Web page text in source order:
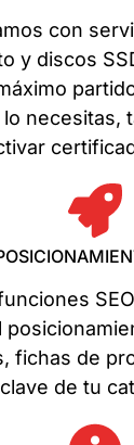
con
y discos
lo necesitas,
fichas de
clave de tu